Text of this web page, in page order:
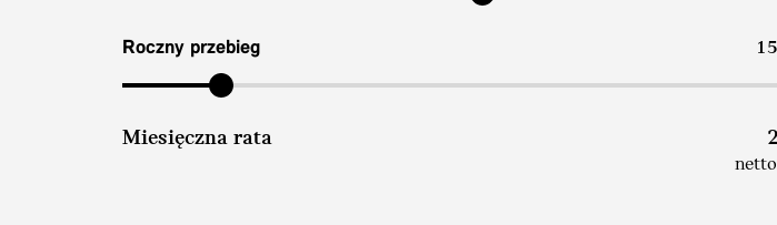
Roczny przebieg
Miesięczna rata